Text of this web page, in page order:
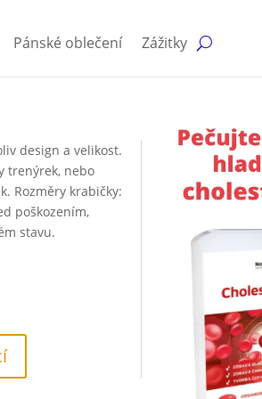
Pánské oblečení Zážitky
design a velikost.
trenýrek, nebo
Rozměry krabičky:
poškozením,
stavu.